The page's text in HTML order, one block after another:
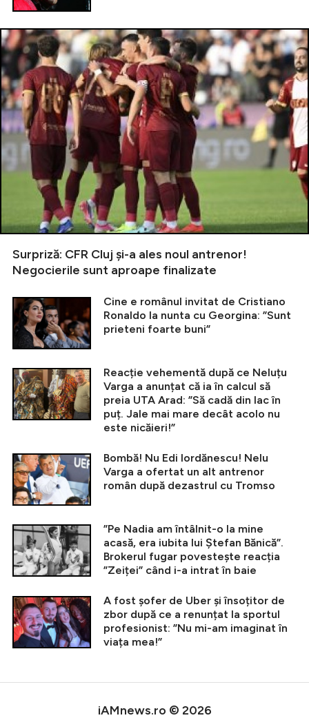
Surpriză: CFR Cluj și-a ales noul antrenor!
Negocierile sunt aproape finalizate
Cine e românul invitat de Cristiano
Ronaldo la nunta cu Georgina: ”Sunt
prieteni foarte buni”
Reacție vehementă după ce Neluțu
Varga a anunțat că ia în calcul să
preia UTA Arad: ”Să cadă din lac în
puț. Jale mai mare decât acolo nu
este nicăieri!”
Bombă! Nu Edi Iordănescu! Nelu
Varga a ofertat un alt antrenor
român după dezastrul cu Tromso
”Pe Nadia am întâlnit-o la mine
acasă, era iubita lui Ștefan Bănică”.
Brokerul fugar povestește reacția
”Zeiței” când i-a intrat în baie
A fost șofer de Uber și însoțitor de
zbor după ce a renunțat la sportul
profesionist: ”Nu mi-am imaginat în
viața mea!”
iAMnews.ro © 2026